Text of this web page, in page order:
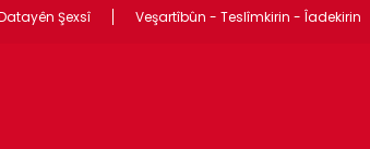
Şexsî Veşartîbûn - Teslîmkirin - Îadekirin